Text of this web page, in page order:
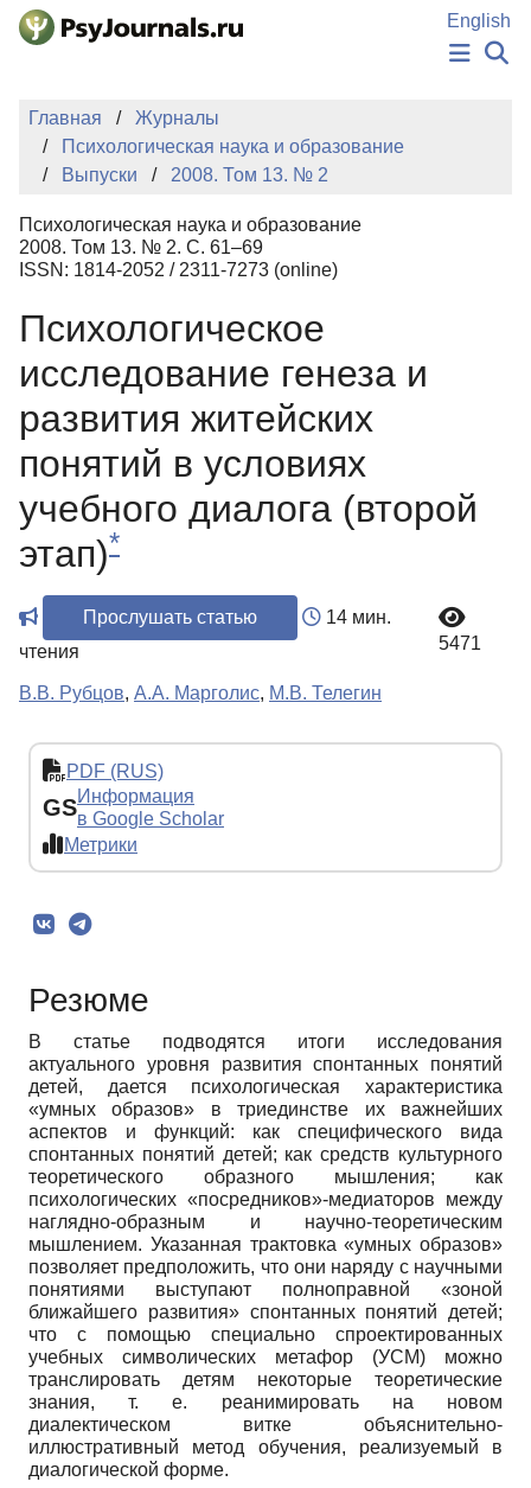
Перейти к основному содержанию
English
НОВОСТИ
ИЗДАНИЯ
АВТОРЫ
БАЗА ЗНАНИЙ
КЛЮЧЕВЫЕ СЛОВА
Регистрация
Главная
Журналы
Психологическая наука и образование
Выпуски
2008. Том 13. № 2
Психологическая наука и образование
2008. Том 13. № 2. С. 61–69
ISSN: 1814-2052 / 2311-7273 (online)
Психологическое
исследование генеза и
развития житейских
понятий в условиях
учебного диалога (второй
этап)*
Прослушать статью
14 мин.
чтения
5471
В.В. Рубцов, А.А. Марголис, М.В. Телегин
PDF (RUS)
GSИнформация
в Google Scholar
Метрики
Резюме
В статье подводятся итоги исследования
актуального уровня развития спонтанных понятий
детей, дается психологическая характеристика
«умных образов» в триединстве их важнейших
аспектов и функций: как специфического вида
спонтанных понятий детей; как средств культурного
теоретического образного мышления; как
психологических «посредников»-медиаторов между
наглядно-образным и научно-теоретическим
мышлением. Указанная трактовка «умных образов»
позволяет предположить, что они наряду с научными
понятиями выступают полноправной «зоной
ближайшего развития» спонтанных понятий детей;
что с помощью специально спроектированных
учебных символических метафор (УСМ) можно
транслировать детям некоторые теоретические
знания, т. е. реанимировать на новом
диалектическом витке объяснительно-
иллюстративный метод обучения, реализуемый в
диалогической форме.